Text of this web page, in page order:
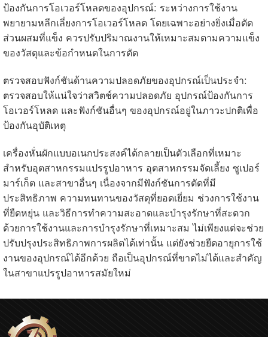
ป้องกันการโอเวอร์โหลดของอุปกรณ์: ระหว่างการใช้งาน
พยายามหลีกเลี่ยงการโอเวอร์โหลด โดยเฉพาะอย่างยิ่งเมื่อตัด
ส่วนผสมที่แข็ง ควรปรับปริมาณงานให้เหมาะสมตามความแข็ง
ของวัสดุและข้อกำหนดในการตัด
ตรวจสอบฟังก์ชันด้านความปลอดภัยของอุปกรณ์เป็นประจำ:
ตรวจสอบให้แน่ใจว่าสวิตช์ความปลอดภัย อุปกรณ์ป้องกันการ
โอเวอร์โหลด และฟังก์ชันอื่นๆ ของอุปกรณ์อยู่ในภาวะปกติเพื่อ
ป้องกันอุบัติเหตุ
เครื่องหั่นผักแบบอเนกประสงค์ได้กลายเป็นตัวเลือกที่เหมาะ
สำหรับอุตสาหกรรมแปรรูปอาหาร อุตสาหกรรมจัดเลี้ยง ซูเปอร์
มาร์เก็ต และสาขาอื่นๆ เนื่องจากมีฟังก์ชันการตัดที่มี
ประสิทธิภาพ ความทนทานของวัสดุที่ยอดเยี่ยม ช่วงการใช้งาน
ที่ยืดหยุ่น และวิธีการทำความสะอาดและบำรุงรักษาที่สะดวก
ด้วยการใช้งานและการบำรุงรักษาที่เหมาะสม ไม่เพียงแต่จะช่วย
ปรับปรุงประสิทธิภาพการผลิตได้เท่านั้น แต่ยังช่วยยืดอายุการใช้
งานของอุปกรณ์ได้อีกด้วย ถือเป็นอุปกรณ์ที่ขาดไม่ได้และสำคัญ
ในสาขาแปรรูปอาหารสมัยใหม่